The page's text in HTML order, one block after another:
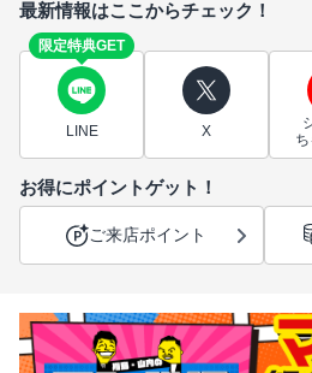
最新情報はここからチェック！
限定特典GET
LINE X
お得にポイントゲット！
ご来店ポイント